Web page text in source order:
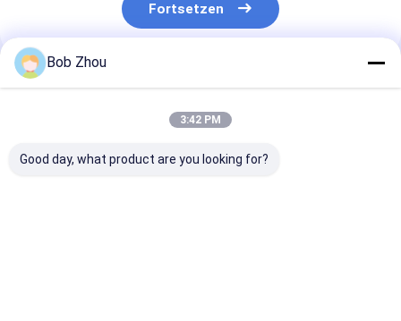
Fortsetzen
Empfohlene Produkte
Bob Zhou
3:42 PM
Good day, what product are you looking for?